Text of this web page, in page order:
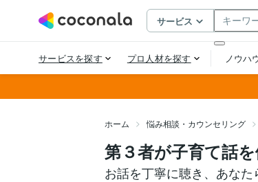
ホーム 悩み相談・カウンセリング
第３者が子育て話
お話を丁寧に聴き、あなた